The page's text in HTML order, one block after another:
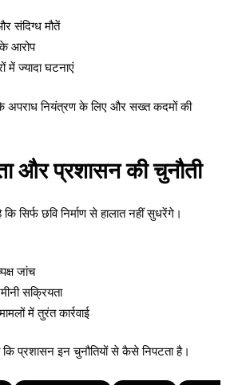
संदिग्ध मौतें
आरोप
में ज्यादा घटनाएं
नियंत्रण के लिए और सख्त कदमों की
और प्रशासन की चुनौती
सिर्फ छवि निर्माण से हालात नहीं सुधरेंगे।
जांच
सक्रियता
में तुरंत कार्रवाई
प्रशासन इन चुनौतियों से कैसे निपटता है।